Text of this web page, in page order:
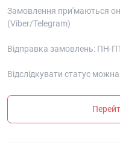
Замовлення при'маються
(Viber/Telegram)
Відправка замовлень: ПН-
Відслідкувати статус